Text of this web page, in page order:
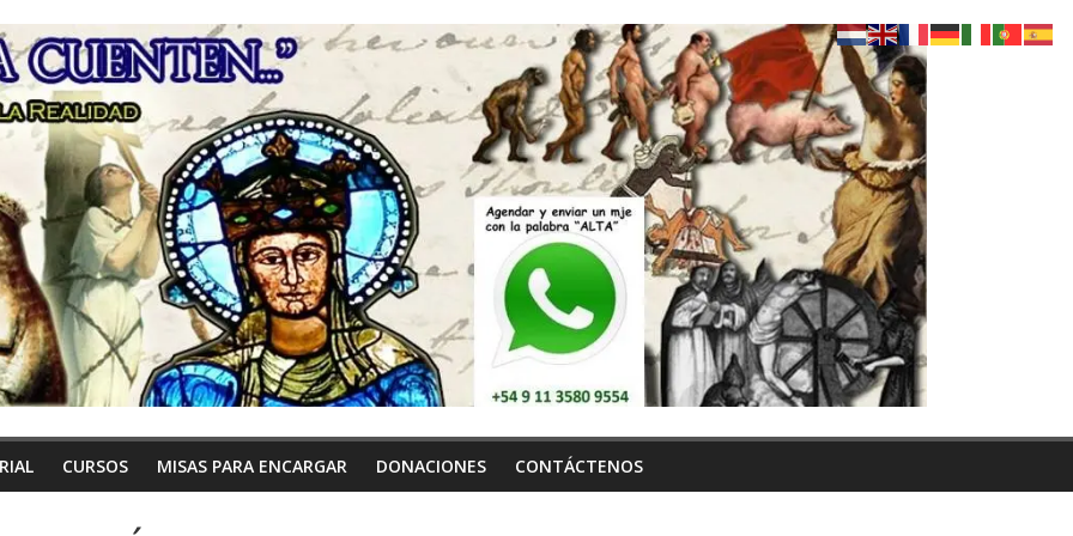
CURSOS MISAS PARA ENCARGAR DONACIONES CONTÁCTENOS